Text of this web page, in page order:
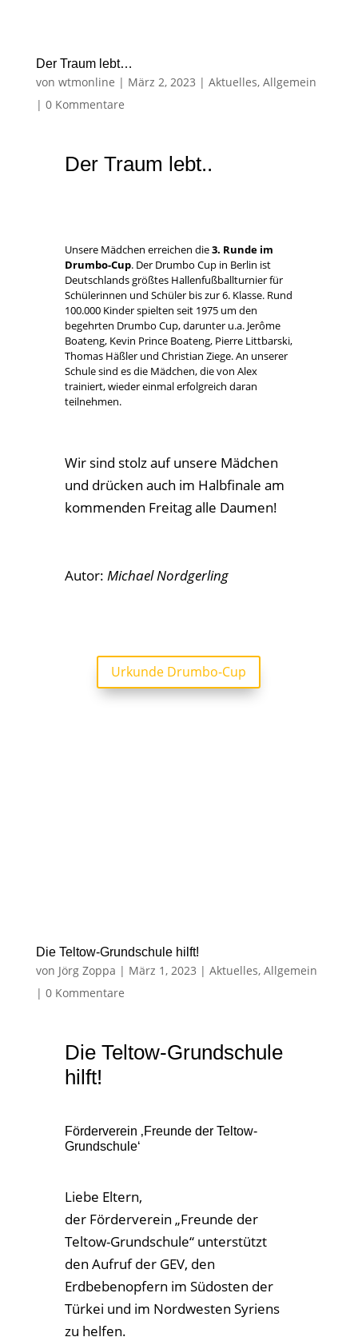
Der Traum lebt…
von wtmonline | März 2, 2023 | Aktuelles, Allgemein
| 0 Kommentare
Der Traum lebt..
Unsere Mädchen erreichen die3. Runde im
Drumbo-Cup. Der Drumbo Cup in Berlin ist
Deutschlands größtes Hallenfußballturnier für
Schülerinnen und Schüler bis zur 6. Klasse. Rund
100.000 Kinder spielten seit 1975 um den
begehrten Drumbo Cup, darunter u.a. Jerôme
Boateng, Kevin Prince Boateng, Pierre Littbarski,
Thomas Häßler und Christian Ziege. An unserer
Schule sind es die Mädchen, die von Alex
trainiert, wieder einmal erfolgreich daran
teilnehmen.
Wir sind stolz auf unsere Mädchen
und drücken auch im Halbfinale am
kommenden Freitag alle Daumen!
Autor: Michael Nordgerling
Urkunde Drumbo-Cup
Die Teltow-Grundschule hilft!
von Jörg Zoppa | März 1, 2023 | Aktuelles, Allgemein
| 0 Kommentare
Die Teltow-Grundschule
hilft!
Förderverein ‚Freunde der Teltow-
Grundschule‘
Liebe Eltern,
der Förderverein „Freunde der
Teltow-Grundschule“ unterstützt
den Aufruf der GEV, den
Erdbebenopfern im Südosten der
Türkei und im Nordwesten Syriens
zu helfen.